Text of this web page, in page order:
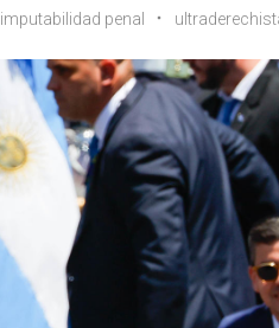
imputabilidad penal